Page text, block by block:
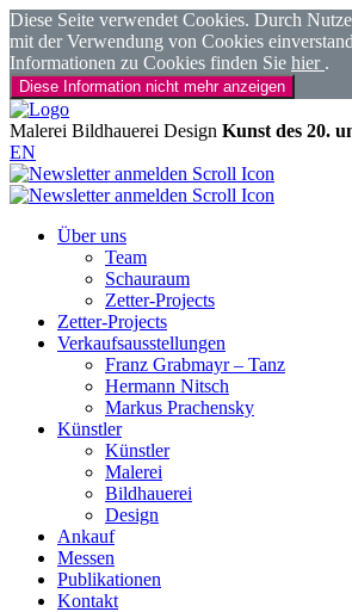
Diese Seite verwendet Cookies. Durch
mit der Verwendung von Cookies
Informationen zu Cookies finden Sie hier .
Diese Information nicht mehr anzeigen
Malerei Bildhauerei Design Kunst des 20.
EN
Über uns
Team
Schauraum
Zetter-Projects
Zetter-Projects
Verkaufsausstellungen
Franz Grabmayr – Tanz
Hermann Nitsch
Markus Prachensky
Künstler
Künstler
Malerei
Bildhauerei
Design
Ankauf
Messen
Publikationen
Kontakt